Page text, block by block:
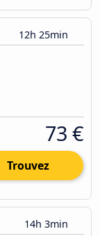
12h 25min
73 €
Trouvez
14h 3min